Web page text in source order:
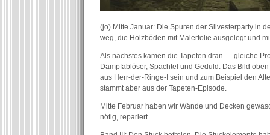
(jo) Mitte Januar: Die Spuren der Silvesterparty in
weg, die Holzböden mit Malerfolie ausgelegt und
Als nächstes kamen die Tapeten dran — gleiche
Dampfablöser, Spachtel und Geduld. Das Bild
aus Herr-der-Ringe-I sein und zum Beispiel den
stammt aber aus der Tapeten-Episode.
Mitte Februar haben wir Wände und Decken
nötig, repariert.